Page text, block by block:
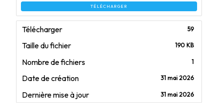
TÉLÉCHARGER
Télécharger 59
Taille du fichier 190 KB
Nombre de fichiers 1
Date de création 31 mai 2026
Dernière mise à jour 31 mai 2026